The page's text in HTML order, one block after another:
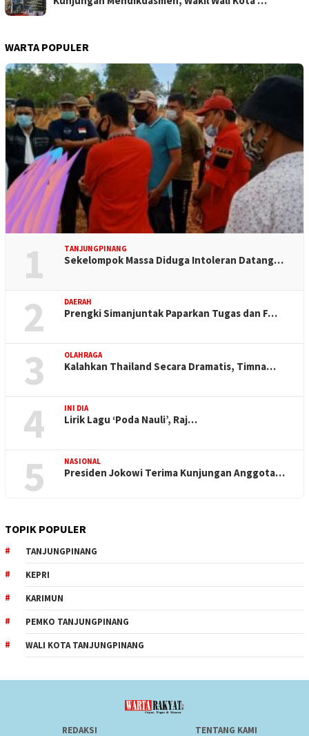
WARTA POPULER
1 TANJUNGPINANG
Sekelompok Massa Diduga Intoleran Datang…
2 DAERAH
Prengki Simanjuntak Paparkan Tugas dan F…
3 OLAHRAGA
Kalahkan Thailand Secara Dramatis, Timna…
4 INI DIA
Lirik Lagu ‘Poda Nauli’, Raj…
5 NASIONAL
Presiden Jokowi Terima Kunjungan Anggota…
TOPIK POPULER
TANJUNGPINANG
KEPRI
KARIMUN
PEMKO TANJUNGPINANG
WALI KOTA TANJUNGPINANG
REDAKSI TENTANG KAMI